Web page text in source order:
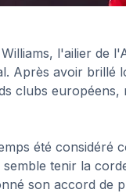
l'ailier de
Après avoir brillé
clubs européens,
été considéré
semble tenir la
son accord de